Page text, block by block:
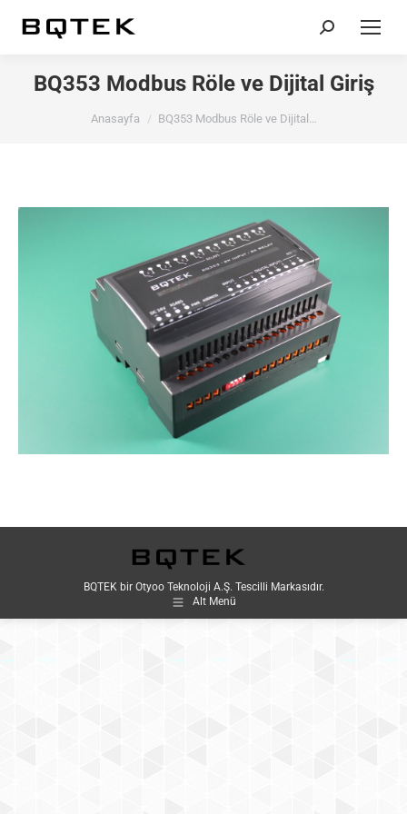
Search:
BQ353 Modbus Röle ve Dijital Giriş
Anasayfa BQ353 Modbus Röle ve Dijital…
BQTEK bir Otyoo Teknoloji A.Ş. Tescilli Markasıdır.
Alt Menü